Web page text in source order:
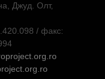
Джуд. Олт,
/ факс: